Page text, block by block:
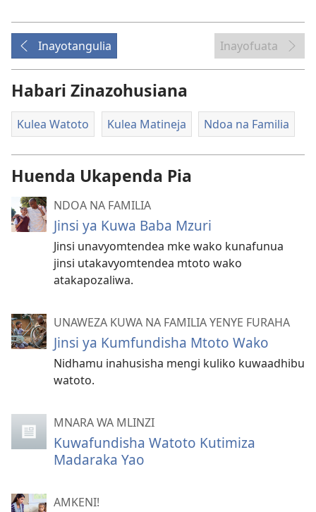
Inayotangulia Inayofuata
Habari Zinazohusiana
Kulea Watoto Kulea Matineja Ndoa na Familia
Huenda Ukapenda Pia
NDOA NA FAMILIA
Jinsi ya Kuwa Baba Mzuri
Jinsi unavyomtendea mke wako kunafunua
jinsi utakavyomtendea mtoto wako
atakapozaliwa.
UNAWEZA KUWA NA FAMILIA YENYE FURAHA
Jinsi ya Kumfundisha Mtoto Wako
Nidhamu inahusisha mengi kuliko kuwaadhibu
watoto.
MNARA WA MLINZI
Kuwafundisha Watoto Kutimiza
Madaraka Yao
AMKENI!